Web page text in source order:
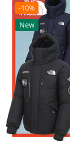
-10%
New